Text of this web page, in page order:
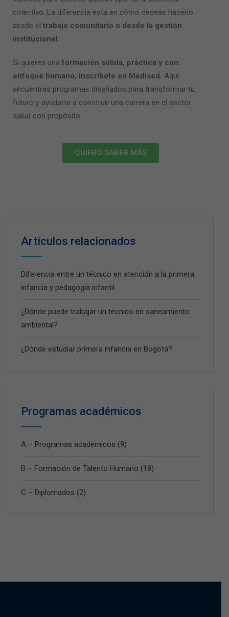
colectivo. La diferencia está en cómo deseas hacerlo:
desde el trabajo comunitario o desde la gestión
institucional.
Si quieres una formación sólida, práctica y con
enfoque humano, inscríbete en Medised. Aquí
encuentras programas diseñados para transformar tu
futuro y ayudarte a construir una carrera en el sector
salud con propósito.
QUIERO SABER MÁS
Artículos relacionados
Diferencia entre un técnico en atención a la primera
infancia y pedagogía infantil
¿Dónde puede trabajar un técnico en saneamiento
ambiental?
¿Dónde estudiar primera infancia en Bogotá?
Programas académicos
A – Programas académicos (9)
B – Formación de Talento Humano (18)
C – Diplomados (2)